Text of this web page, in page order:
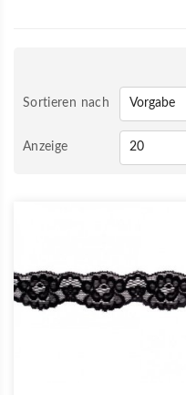
Sortieren nach
Anzeige